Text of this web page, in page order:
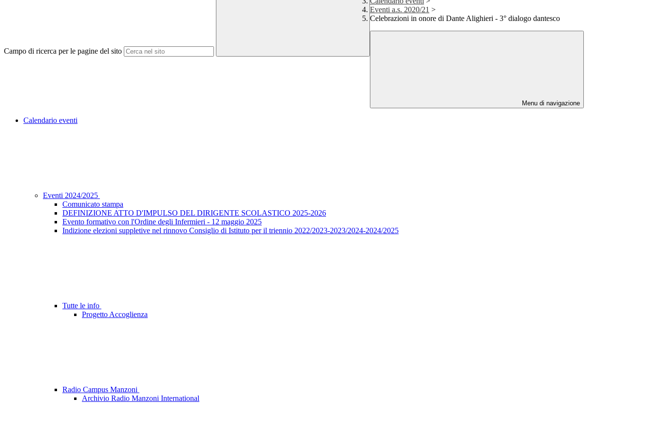
Campo di ricerca per le pagine del sito
Eventi a.s. 2020/21 >
Celebrazioni in onore di Dante Alighieri - 3° dialogo dantesco
Menu di navigazione
Calendario eventi
Eventi 2024/2025
Comunicato stampa
DEFINIZIONE ATTO D'IMPULSO DEL DIRIGENTE SCOLASTICO 2025-2026
Evento formativo con l'Ordine degli Infermieri - 12 maggio 2025
Indizione elezioni suppletive nel rinnovo Consiglio di Istituto per il triennio 2022/2023-2023/2024-2024/2025
Tutte le info
Progetto Accoglienza
Radio Campus Manzoni
Archivio Radio Manzoni International